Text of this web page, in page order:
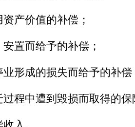
产价值的补偿；
置而给予的补偿；
形成的损失而给予的补
程中遭到毁损而取得的